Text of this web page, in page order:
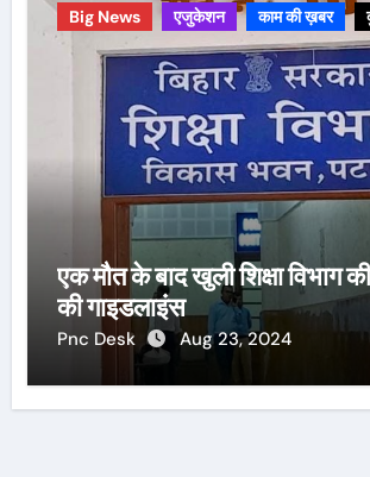
Big News एजुकेशन काम की ख़बर
एक मौत के बाद खुली शिक्षा विभाग
की गाइडलाइंस
Pnc Desk Aug 23, 2024